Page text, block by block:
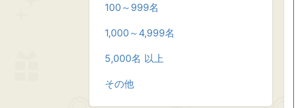
100～999名
1,000～4,999名
5,000名 以上
その他